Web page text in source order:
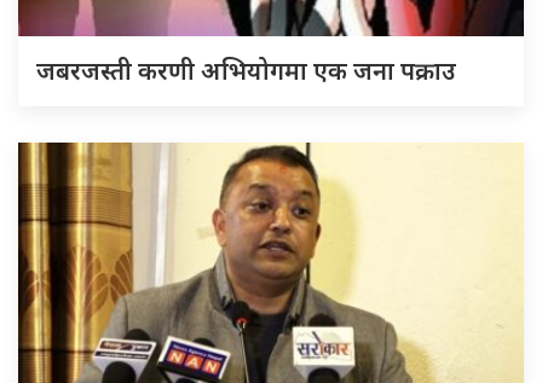
जबरजस्ती करणी अभियोगमा एक जना पक्राउ